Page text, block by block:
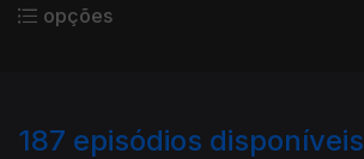
opções
187 episódios disponíveis